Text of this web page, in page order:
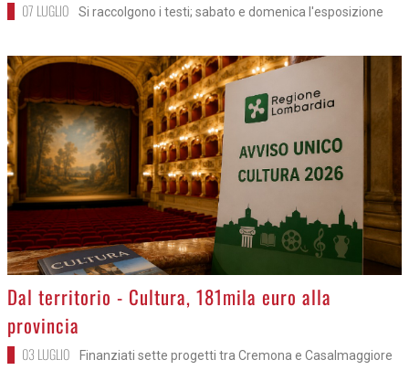
07 LUGLIO Si raccolgono i testi; sabato e domenica l'esposizione
>
Dal territorio - Cultura, 181mila euro alla
provincia
03 LUGLIO Finanziati sette progetti tra Cremona e Casalmaggiore